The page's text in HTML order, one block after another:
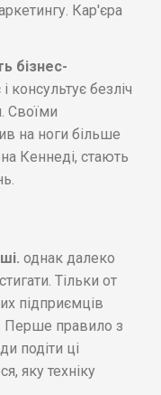
Кар'єра
бізнес-
консультує безліч
Своїми
на ноги більше
Кеннеді, стають
однак далеко
Тільки от
підприємців
Перше правило з
подіти ці
яку техніку